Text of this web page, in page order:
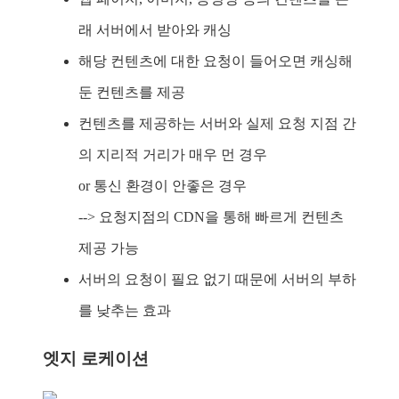
래 서버에서 받아와 캐싱
해당 컨텐츠에 대한 요청이 들어오면 캐싱해
둔 컨텐츠를 제공
컨텐츠를 제공하는 서버와 실제 요청 지점 간
의 지리적 거리가 매우 먼 경우
or 통신 환경이 안좋은 경우
--> 요청지점의 CDN을 통해 빠르게 컨텐츠
제공 가능
서버의 요청이 필요 없기 때문에 서버의 부하
를 낮추는 효과
엣지 로케이션